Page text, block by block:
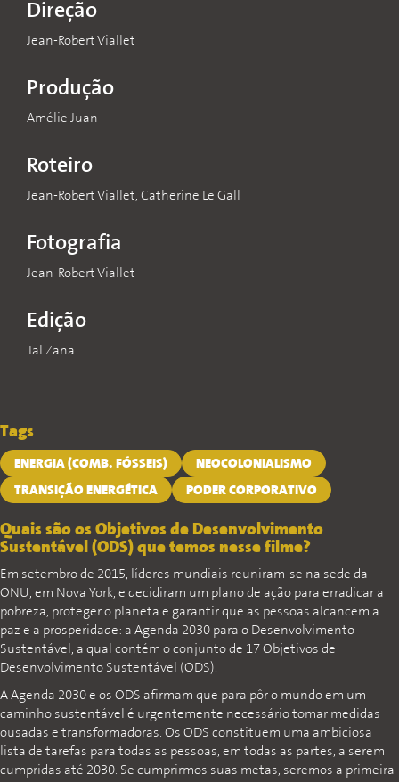
Direção
Jean-Robert Viallet
Produção
Amélie Juan
Roteiro
Jean-Robert Viallet, Catherine Le Gall
Fotografia
Jean-Robert Viallet
Edição
Tal Zana
Tags
ENERGIA (COMB. FÓSSEIS) NEOCOLONIALISMO
TRANSIÇÃO ENERGÉTICA PODER CORPORATIVO
Quais são os Objetivos de Desenvolvimento
Sustentável (ODS) que temos nesse filme?
Em setembro de 2015, líderes mundiais reuniram-se na sede da
ONU, em Nova York, e decidiram um plano de ação para erradicar a
pobreza, proteger o planeta e garantir que as pessoas alcancem a
paz e a prosperidade: a Agenda 2030 para o Desenvolvimento
Sustentável, a qual contém o conjunto de 17 Objetivos de
Desenvolvimento Sustentável (ODS).
A Agenda 2030 e os ODS afirmam que para pôr o mundo em um
caminho sustentável é urgentemente necessário tomar medidas
ousadas e transformadoras. Os ODS constituem uma ambiciosa
lista de tarefas para todas as pessoas, em todas as partes, a serem
cumpridas até 2030. Se cumprirmos suas metas, seremos a primeira